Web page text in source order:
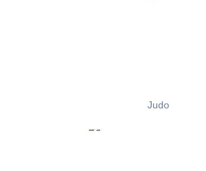
Judo